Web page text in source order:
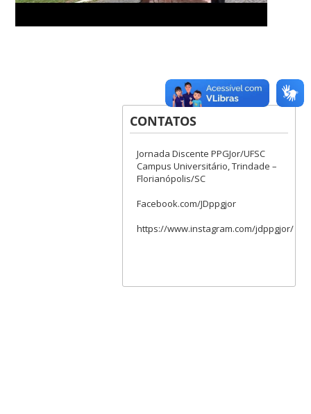
CONTATOS
Jornada Discente PPGJor/UFSC
Campus Universitário, Trindade –
Florianópolis/SC
Facebook.com/JDppgjor
https://www.instagram.com/jdppgjor/